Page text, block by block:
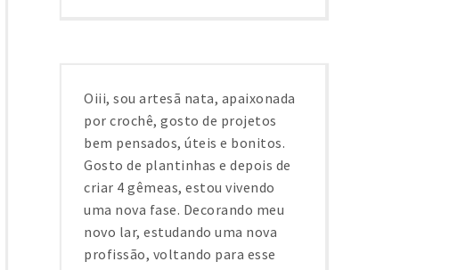
Oiii, sou artesã nata, apaixonada
por crochê, gosto de projetos
bem pensados, úteis e bonitos.
Gosto de plantinhas e depois de
criar 4 gêmeas, estou vivendo
uma nova fase. Decorando meu
novo lar, estudando uma nova
profissão, voltando para esse